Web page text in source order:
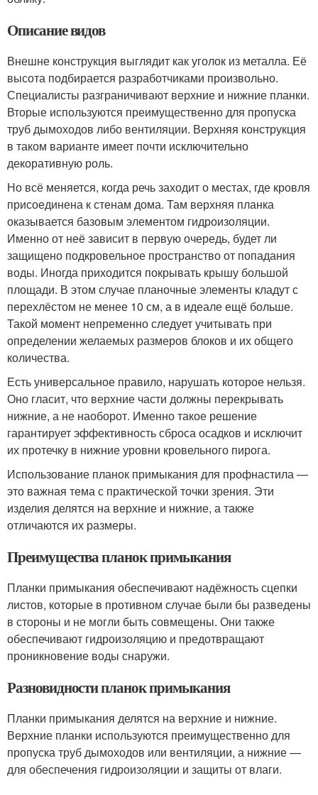
Описание видов
Внешне конструкция выглядит как уголок из металла. Её
высота подбирается разработчиками произвольно.
Специалисты разграничивают верхние и нижние планки.
Вторые используются преимущественно для пропуска
труб дымоходов либо вентиляции. Верхняя конструкция
в таком варианте имеет почти исключительно
декоративную роль.
Но всё меняется, когда речь заходит о местах, где кровля
присоединена к стенам дома. Там верхняя планка
оказывается базовым элементом гидроизоляции.
Именно от неё зависит в первую очередь, будет ли
защищено подкровельное пространство от попадания
воды. Иногда приходится покрывать крышу большой
площади. В этом случае планочные элементы кладут с
перехлёстом не менее 10 см, а в идеале ещё больше.
Такой момент непременно следует учитывать при
определении желаемых размеров блоков и их общего
количества.
Есть универсальное правило, нарушать которое нельзя.
Оно гласит, что верхние части должны перекрывать
нижние, а не наоборот. Именно такое решение
гарантирует эффективность сброса осадков и исключит
их протечку в нижние уровни кровельного пирога.
Использование планок примыкания для профнастила —
это важная тема с практической точки зрения. Эти
изделия делятся на верхние и нижние, а также
отличаются их размеры.
Преимущества планок примыкания
Планки примыкания обеспечивают надёжность сцепки
листов, которые в противном случае были бы разведены
в стороны и не могли быть совмещены. Они также
обеспечивают гидроизоляцию и предотвращают
проникновение воды снаружи.
Разновидности планок примыкания
Планки примыкания делятся на верхние и нижние.
Верхние планки используются преимущественно для
пропуска труб дымоходов или вентиляции, а нижние —
для обеспечения гидроизоляции и защиты от влаги.